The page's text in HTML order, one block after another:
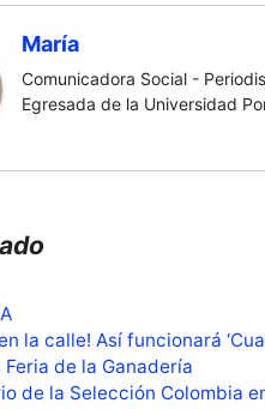
María
Comunicadora Social -
Egresada de la Universidad
la calle! Así funcionará
de la Ganadería
de la Selección Colombia